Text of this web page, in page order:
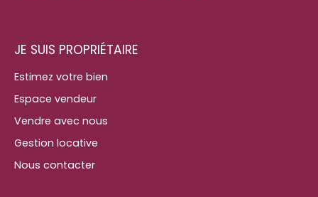
JE SUIS PROPRIÉTAIRE
Estimez votre bien
Espace vendeur
Vendre avec nous
Gestion locative
Nous contacter